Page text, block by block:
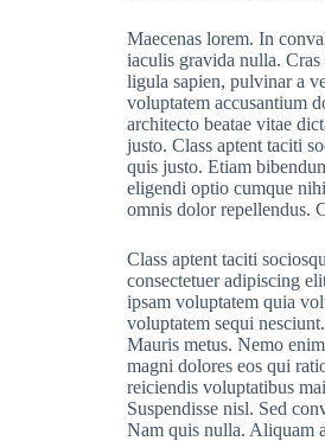
Maecenas lorem. In
iaculis gravida nulla.
ligula sapien, pulvinar a
voluptatem accusantium
architecto beatae vitae
justo. Class aptent taciti
quis justo. Etiam
eligendi optio cumque
omnis dolor repellendus.
Class aptent taciti
consectetuer adipiscing
ipsam voluptatem quia
voluptatem sequi
Mauris metus. Nemo
magni dolores eos qui
reiciendis voluptatibus
Suspendisse nisl. Sed
Nam quis nulla. Aliquam